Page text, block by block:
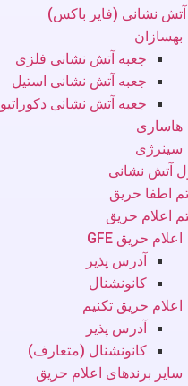
نشانی (فایر باکس)
بهسازان
جعبه آتش نشانی فلزی
جعبه آتش نشانی استیل
جعبه آتش نشانی دکوراتیو
هاساری
سینرژی
آتش نشانی
اطفا حریق
اعلام حریق
اعلام حریق GFE
آدرس پذیر
کانونشنال
اعلام حریق تکنیم
آدرس پذیر
کانونشنال (متعارف)
سایر برندهای اعلام حریق